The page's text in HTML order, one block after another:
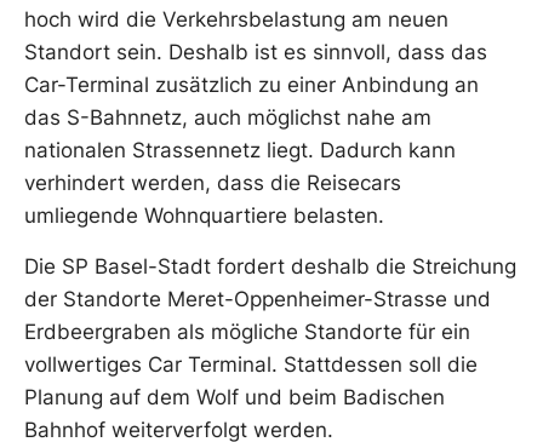
hoch wird die Verkehrsbelastung am neuen
Standort sein. Deshalb ist es sinnvoll, dass das
Car-Terminal zusätzlich zu einer Anbindung an
das S-Bahnnetz, auch möglichst nahe am
nationalen Strassennetz liegt. Dadurch kann
verhindert werden, dass die Reisecars
umliegende Wohnquartiere belasten.
Die SP Basel-Stadt fordert deshalb die Streichung
der Standorte Meret-Oppenheimer-Strasse und
Erdbeergraben als mögliche Standorte für ein
vollwertiges Car Terminal. Stattdessen soll die
Planung auf dem Wolf und beim Badischen
Bahnhof weiterverfolgt werden.